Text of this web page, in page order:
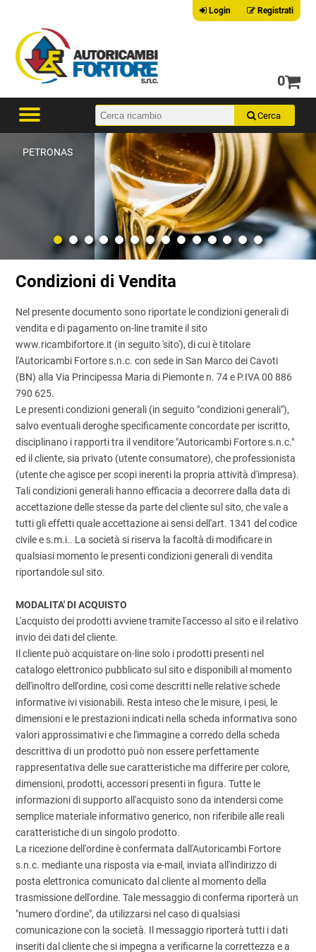
Login Registrati
0
PETRONAS
Condizioni di Vendita
Nel presente documento sono riportate le condizioni generali di
vendita e di pagamento on-line tramite il sito
www.ricambifortore.it (in seguito 'sito'), di cui è titolare
l'Autoricambi Fortore s.n.c. con sede in San Marco dei Cavoti
(BN) alla Via Principessa Maria di Piemonte n. 74 e P.IVA 00 886
790 625.
Le presenti condizioni generali (in seguito "condizioni generali"),
salvo eventuali deroghe specificamente concordate per iscritto,
disciplinano i rapporti tra il venditore "Autoricambi Fortore s.n.c."
ed il cliente, sia privato (utente consumatore), che professionista
(utente che agisce per scopi inerenti la propria attività d'impresa).
Tali condizioni generali hanno efficacia a decorrere dalla data di
accettazione delle stesse da parte del cliente sul sito, che vale a
tutti gli effetti quale accettazione ai sensi dell'art. 1341 del codice
civile e s.m.i.. La società si riserva la facoltà di modificare in
qualsiasi momento le presenti condizioni generali di vendita
riportandole sul sito.
MODALITA' DI ACQUISTO
L'acquisto dei prodotti avviene tramite l'accesso al sito e il relativo
invio dei dati del cliente.
Il cliente può acquistare on-line solo i prodotti presenti nel
catalogo elettronico pubblicato sul sito e disponibili al momento
dell'inoltro dell'ordine, così come descritti nelle relative schede
informative ivi visionabili. Resta inteso che le misure, i pesi, le
dimensioni e le prestazioni indicati nella scheda informativa sono
valori approssimativi e che l'immagine a corredo della scheda
descrittiva di un prodotto può non essere perfettamente
rappresentativa delle sue caratteristiche ma differire per colore,
dimensioni, prodotti, accessori presenti in figura. Tutte le
informazioni di supporto all'acquisto sono da intendersi come
semplice materiale informativo generico, non riferibile alle reali
caratteristiche di un singolo prodotto.
La ricezione dell'ordine è confermata dall'Autoricambi Fortore
s.n.c. mediante una risposta via e-mail, inviata all'indirizzo di
posta elettronica comunicato dal cliente al momento della
trasmissione dell'ordine. Tale messaggio di conferma riporterà un
"numero d'ordine", da utilizzarsi nel caso di qualsiasi
comunicazione con la società. Il messaggio riporterà tutti i dati
inseriti dal cliente che si impegna a verificarne la correttezza e a